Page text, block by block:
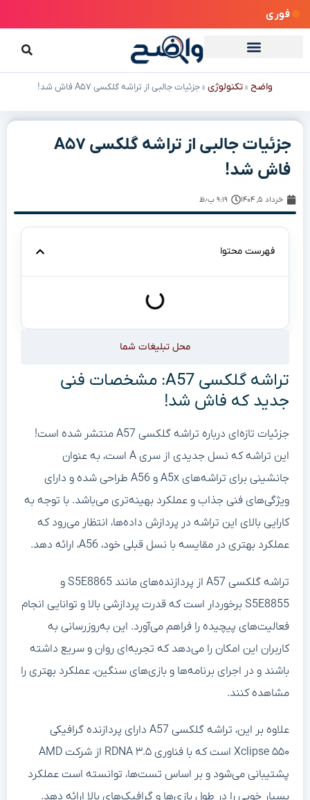
فوری
واضح »تکنولوژی »جزئیات جالبی از تراشه گلکسی A۵۷ فاش شد!
جزئیات جالبی از تراشه گلکسی A۵۷
فاش شد!
خرداد ۵, ۱۴۰۴ ۹:۱۹ ب٫ظ
فهرست محتوا
محل تبلیغات شما
تراشه گلکسی A57: مشخصات فنی
جدید که فاش شد!
جزئیات تازه‌ای درباره تراشه گلکسی A57 منتشر شده است!
این تراشه که نسل جدیدی از سری A است، به عنوان
جانشینی برای تراشه‌های A5x و A56 طراحی شده و دارای
ویژگی‌های فنی جذاب و عملکرد بهینه‌تری می‌باشد. با توجه به
کارایی بالای این تراشه در پردازش داده‌ها، انتظار می‌رود که
عملکرد بهتری در مقایسه با نسل قبلی خود، A56، ارائه دهد.
تراشه گلکسی A57 از پردازنده‌های مانند S5E8865 و
S5E8855 برخوردار است که قدرت پردازشی بالا و توانایی انجام
فعالیت‌های پیچیده را فراهم می‌آورد. این به‌روزرسانی به
کاربران این امکان را می‌دهد که تجربه‌ای روان و سریع داشته
باشند و در اجرای برنامه‌ها و بازی‌های سنگین، عملکرد بهتری را
مشاهده کنند.
علاوه بر این، تراشه گلکسی A57 دارای پردازنده گرافیکی
Xclipse ۵۵۰ است که با فناوری RDNA ۳.۵ از شرکت AMD
پشتیبانی می‌شود و بر اساس تست‌ها، توانسته است عملکرد
بسیار خوبی را در طول بازی‌ها و گرافیک‌های بالا ارائه دهد.